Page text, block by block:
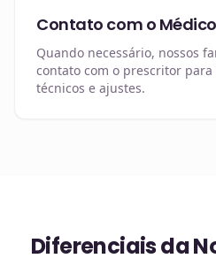
Contato com o Médico
Quando necessário, nossos
contato com o prescritor para
técnicos e ajustes.
Diferenciais da